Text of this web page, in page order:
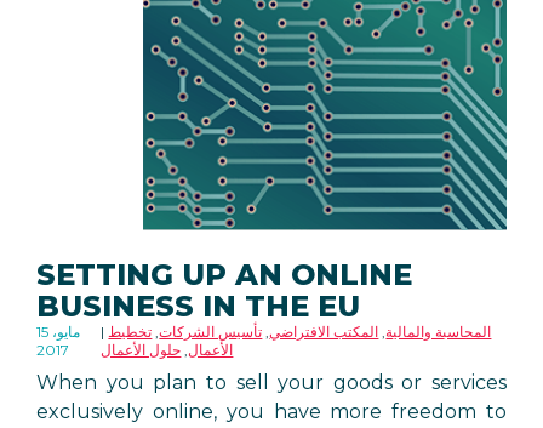
SETTING UP AN ONLINE
BUSINESS IN THE EU
15 مايو،
2017
المحاسبة والمالية, المكتب الافتراضي, تأسيس الشركات, تخطيط
الأعمال, حلول الأعمال
When you plan to sell your goods or services
exclusively online, you have more freedom to